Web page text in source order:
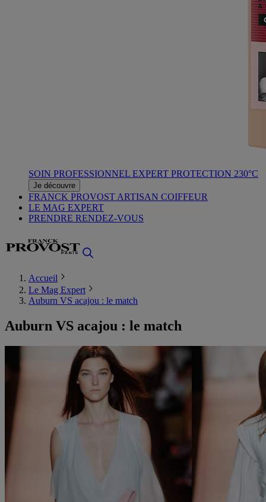
SOIN PROFESSIONNEL EXPERT PROTECTION 230°C
Je découvre
FRANCK PROVOST ARTISAN COIFFEUR
LE MAG EXPERT
PRENDRE RENDEZ-VOUS
Accueil
Le Mag Expert
Auburn VS acajou : le match
Auburn VS acajou : le match